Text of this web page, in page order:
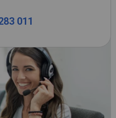
011